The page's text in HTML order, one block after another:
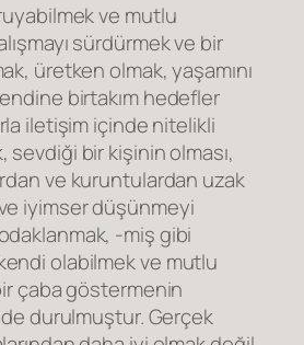
ve mutlu
sürdürmek ve bir
üretken olmak, yaşamını
birtakım hedefler
iletişim içinde nitelikli
sevdiği bir kişinin olması,
ve kuruntulardan uzak
iyimser düşünmeyi
-miş gibi
olabilmek ve mutlu
çaba göstermenin
durulmuştur. Gerçek